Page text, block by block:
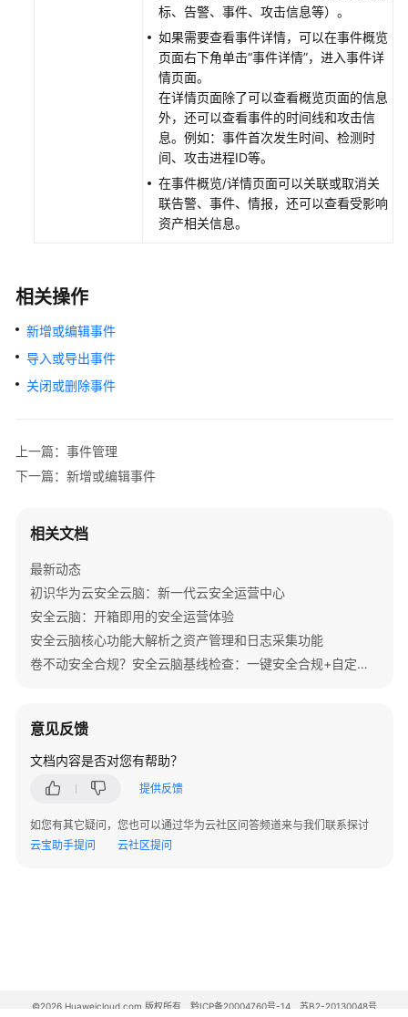
关
操
作
使
监
控
最
实
践
API
参
SDK
参
考
见
问
文
标、告警、事件、攻击信息等）。
如果需要查看事件详情，可以在事件概览
页面右下角单击“事件详情”，进入事件详
情页面。
在详情页面除了可以查看概览页面的信息
外，还可以查看事件的时间线和攻击信
息。例如：事件首次发生时间、检测时
间、攻击进程ID等。
在事件概览/详情页面可以关联或取消关
联告警、事件、情报，还可以查看受影响
资产相关信息。
相关操作
新增或编辑事件
导入或导出事件
关闭或删除事件
上一篇：事件管理
下一篇：新增或编辑事件
相关文档
最新动态
初识华为云安全云脑：新一代云安全运营中心
安全云脑：开箱即用的安全运营体验
安全云脑核心功能大解析之资产管理和日志采集功能
卷不动安全合规？安全云脑基线检查：一键安全合规+自定义遵从包，秒变“躺赢”模式
意见反馈
文档内容是否对您有帮助？
提供反馈
如您有其它疑问，您也可以通过华为云社区问答频道来与我们联系探讨
云宝助手提问
云社区提问
©2026 Huaweicloud.com 版权所有 黔ICP备20004760号-14
苏B2-20130048号